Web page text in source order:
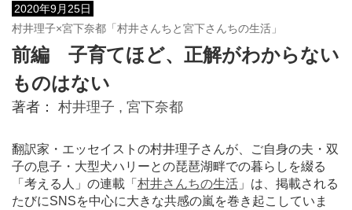
2020年9月25日
村井理子×宮下奈都「村井さんちと宮下さんちの生活」
前編 子育てほど、正解がわからない
ものはない
著者： 村井理子 , 宮下奈都
翻訳家・エッセイストの村井理子さんが、ご自身の夫・双
子の息子・大型犬ハリーとの琵琶湖畔での暮らしを綴る
「考える人」の連載「 村井さんちの生活 」は、掲載される
たびにSNSを中心に大きな共感の嵐を巻き起こしていま